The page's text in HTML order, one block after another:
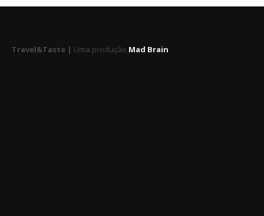
Travel&Taste | Uma produção Mad Brain